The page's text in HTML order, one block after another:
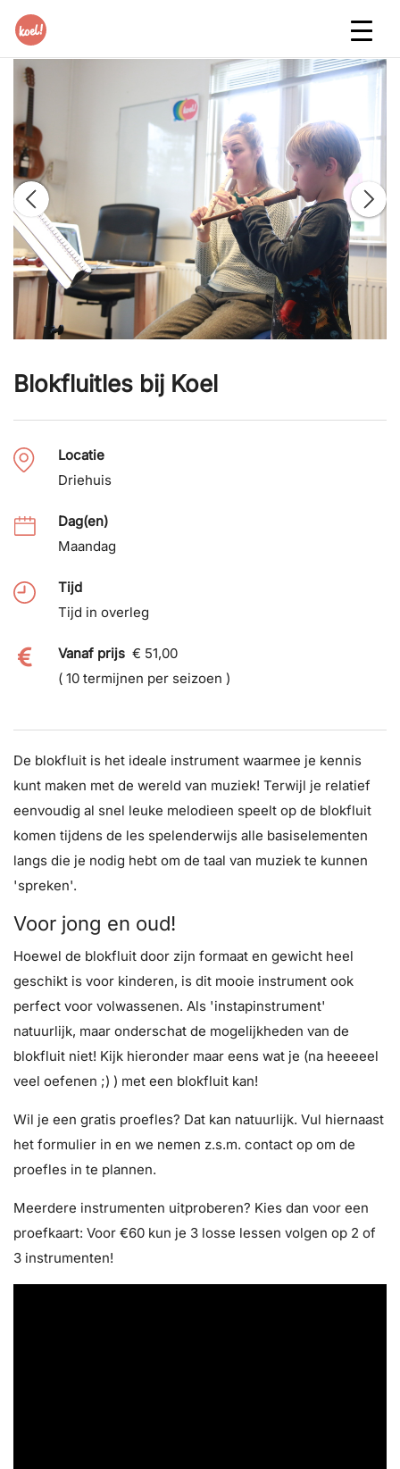
Blokfluitles bij Koel
Locatie
Driehuis
Dag(en)
Maandag
Tijd
Tijd in overleg
Vanaf prijs € 51,00
( 10 termijnen per seizoen )
De blokfluit is het ideale instrument waarmee je kennis
kunt maken met de wereld van muziek! Terwijl je relatief
eenvoudig al snel leuke melodieen speelt op de blokfluit
komen tijdens de les spelenderwijs alle basiselementen
langs die je nodig hebt om de taal van muziek te kunnen
'spreken'.
Voor jong en oud!
Hoewel de blokfluit door zijn formaat en gewicht heel
geschikt is voor kinderen, is dit mooie instrument ook
perfect voor volwassenen. Als 'instapinstrument'
natuurlijk, maar onderschat de mogelijkheden van de
blokfluit niet! Kijk hieronder maar eens wat je (na heeeeel
veel oefenen ;) ) met een blokfluit kan!
Wil je een gratis proefles? Dat kan natuurlijk. Vul hiernaast
het formulier in en we nemen z.s.m. contact op om de
proefles in te plannen.
Meerdere instrumenten uitproberen? Kies dan voor een
proefkaart: Voor €60 kun je 3 losse lessen volgen op 2 of
3 instrumenten!